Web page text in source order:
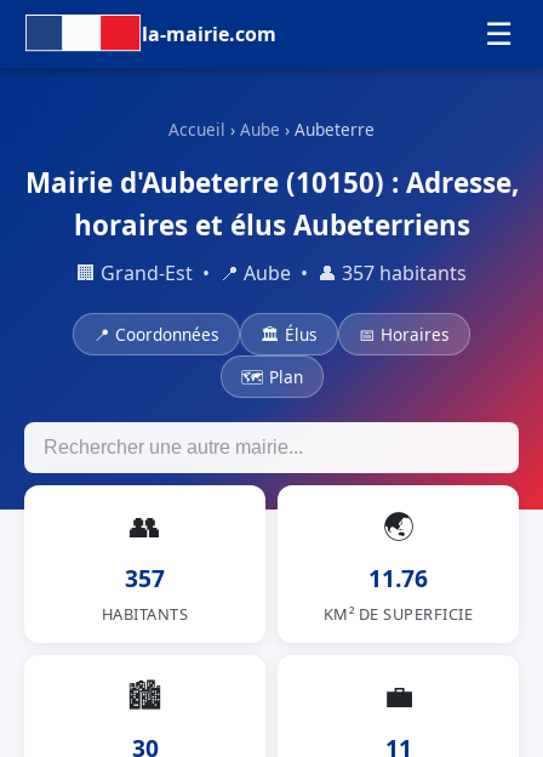
la-mairie.com ☰
Accueil › Aube › Aubeterre
Mairie d'Aubeterre (10150) : Adresse,
horaires et élus Aubeterriens
🏢 Grand-Est • 📍 Aube • 👤 357 habitants
📍 Coordonnées 🏛 Élus
📅 Horaires
🗺 Plan
👥
357
HABITANTS
🌏
11.76
KM² DE SUPERFICIE
🏙
30
💼
11